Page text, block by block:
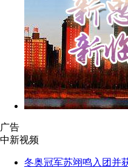
广告
中新视频
冬奥冠军苏翊鸣入团并